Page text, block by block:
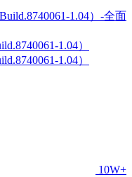
1.04）
1.04）
10W+